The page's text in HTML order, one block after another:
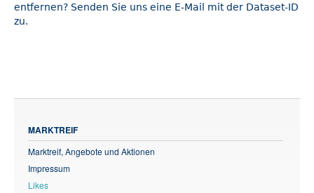
entfernen? Senden Sie uns eine E-Mail mit der Dataset-ID
zu.
MARKTREIF
Marktreif, Angebote und Aktionen
Impressum
Likes